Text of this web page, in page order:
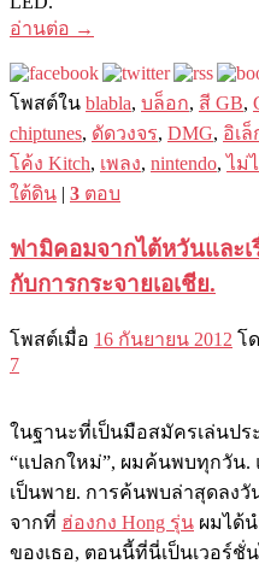
อ่านต่อ →
โพสต์ใน blabla, บล็อก, สี GB,
chiptunes, ดัดวงจร, DMG, อิเ
โค้ง Kitch, เพลง, nintendo,ไม่
ใต้ดิน | 3 ตอบ
ฟามิคอมจากไต้หวันและเ
กับการกระจายเอเชีย.
โพสต์เมื่อ 16 กันยายน 2012 โ
7
ในฐานะที่เป็นมือสมัครเล่นป
“แปลกใหม่”, ผมค้นพบทุกวั
เป็นพาย. การค้นพบล่าสุดลงวัน
จากที่ ฮ่องกง Hong รุ่น ผมได้
ของเธอ, ตอนนี้ที่นี่เป็นเวอร์ชั่